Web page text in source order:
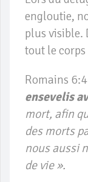
engloutie,
plus visible.
tout le corps
Romains
ensevelis
mort, afin
des morts
nous aussi
de vie ».